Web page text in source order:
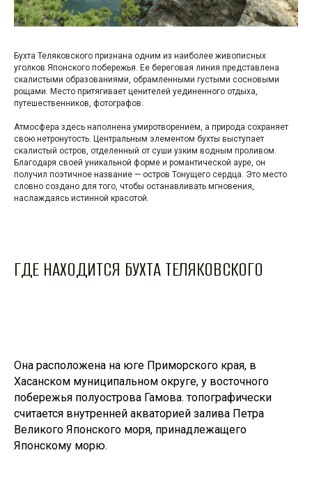
Бухта Теляковского признана одним из наиболее живописных
уголков Японского побережья. Ее береговая линия представлена
скалистыми образованиями, обрамленными густыми сосновыми
рощами. Место притягивает ценителей уединенного отдыха,
путешественников, фотографов.
Атмосфера здесь наполнена умиротворением, а природа сохраняет
свою нетронутость. Центральным элементом бухты выступает
скалистый остров, отделенный от суши узким водным проливом.
Благодаря своей уникальной форме и романтической ауре, он
получил поэтичное название — остров Тонущего сердца. Это место
словно создано для того, чтобы останавливать мгновения,
наслаждаясь истинной красотой.
ГДЕ НАХОДИТСЯ БУХТА ТЕЛЯКОВСКОГО
Она расположена на юге Приморского края, в
Хасанском муниципальном округе, у восточного
побережья полуострова Гамова. топографически
считается внутренней акваторией залива Петра
Великого Японского моря, принадлежащего
Японскому морю.